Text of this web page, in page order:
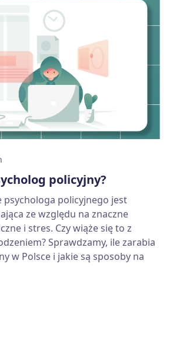
policyjny?
psychologa policyjnego jest
ze względu na znaczne
i stres. Czy wiąże się to z
Sprawdzamy, ile zarabia
w Polsce i jakie są sposoby na
informacje.
zarabia psycholog policyjny?